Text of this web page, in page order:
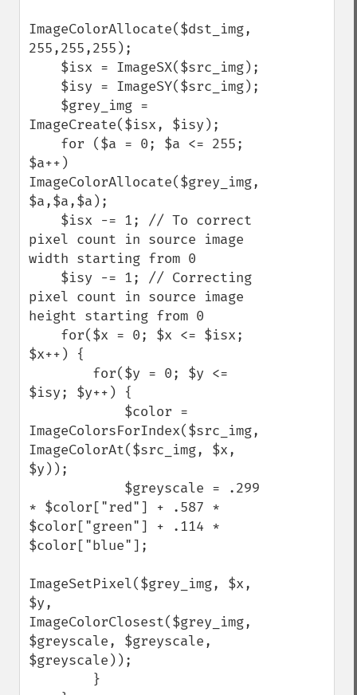
ImageColorAllocate($dst_img,
255,255,255);
ImageCreate($isx, $isy);
$a++)
ImageColorAllocate($grey_img,
$a,$a,$a);
pixel count in source image
width starting from 0
pixel count in source image
height starting from 0
$x++) {
$isy; $y++) {
ImageColorsForIndex($src_img,
ImageColorAt($src_img, $x,
$y));
* $color["red"] + .587 *
$color["green"] + .114 *
$color["blue"];
ImageSetPixel($grey_img, $x,
$y,
ImageColorClosest($grey_img,
$greyscale, $greyscale,
$greyscale));